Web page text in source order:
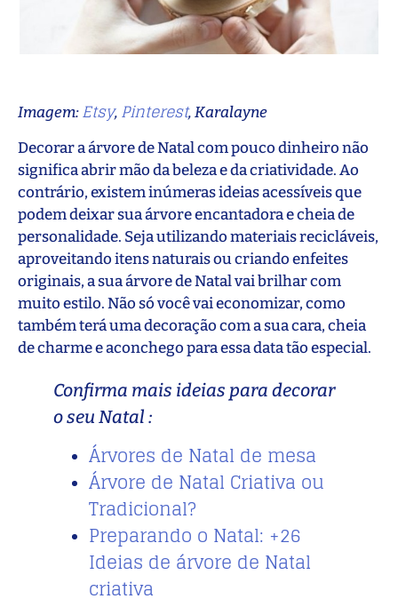
Imagem:Etsy, Pinterest, Karalayne
Decorar a árvore de Natal com pouco dinheiro não
significa abrir mão da beleza e da criatividade. Ao
contrário, existem inúmeras ideias acessíveis que
podem deixar sua árvore encantadora e cheia de
personalidade. Seja utilizando materiais recicláveis,
aproveitando itens naturais ou criando enfeites
originais, a sua árvore de Natal vai brilhar com
muito estilo. Não só você vai economizar, como
também terá uma decoração com a sua cara, cheia
de charme e aconchego para essa data tão especial.
Confirma mais ideias para decorar
o seu Natal :
Árvores de Natal de mesa
Árvore de Natal Criativa ou
Tradicional?
Preparando o Natal: +26
Ideias de árvore de Natal
criativa